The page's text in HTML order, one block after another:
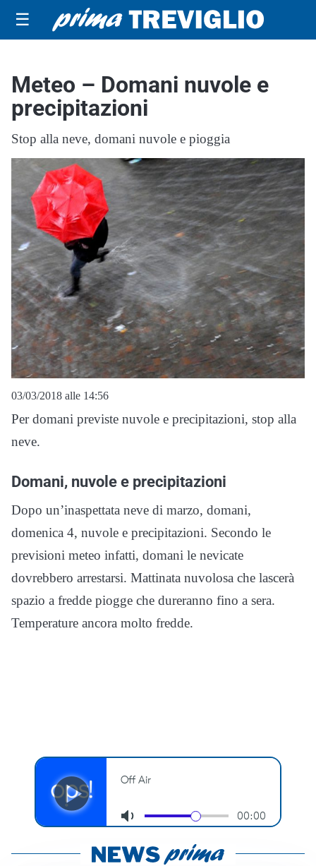
☰
Meteo – Domani nuvole e
precipitazioni
Stop alla neve, domani nuvole e pioggia
03/03/2018 alle 14:56
Per domani previste nuvole e precipitazioni, stop alla
neve.
Domani, nuvole e precipitazioni
Dopo un’inaspettata neve di marzo, domani,
domenica 4, nuvole e precipitazioni. Secondo le
previsioni meteo infatti, domani le nevicate
dovrebbero arrestarsi. Mattinata nuvolosa che lascerà
spazio a fredde piogge che dureranno fino a sera.
Temperature ancora molto fredde.